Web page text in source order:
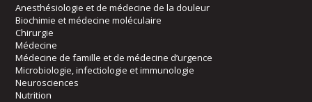
Anesthésiologie et de médecine de la douleur
Biochimie et médecine moléculaire
Chirurgie
Médecine
Médecine de famille et de médecine d’urgence
Microbiologie, infectiologie et immunologie
Neurosciences
Nutrition